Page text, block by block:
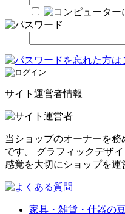
サイト運営者情報
当ショップのオーナーを
です。 グラフィックデザ
感覚を大切にショップを運
家具・雑貨・什器の